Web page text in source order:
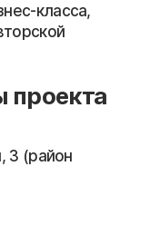
класса,
проекта
3 (район